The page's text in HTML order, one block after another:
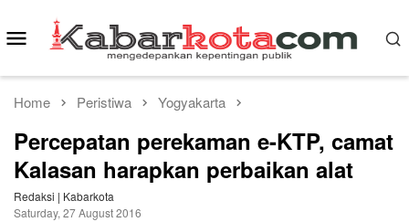
to
content
Mobile
Menu
Home Peristiwa Yogyakarta
Percepatan perekaman e-KTP, camat
Kalasan harapkan perbaikan alat
Redaksi | Kabarkota
Saturday, 27 August 2016